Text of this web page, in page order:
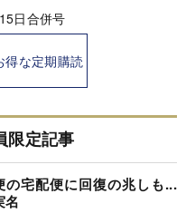
日合併号
な定期購読
限定記事
宅配便に回復の兆しも...
名